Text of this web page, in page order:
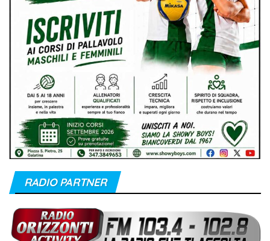
RADIO PARTNER